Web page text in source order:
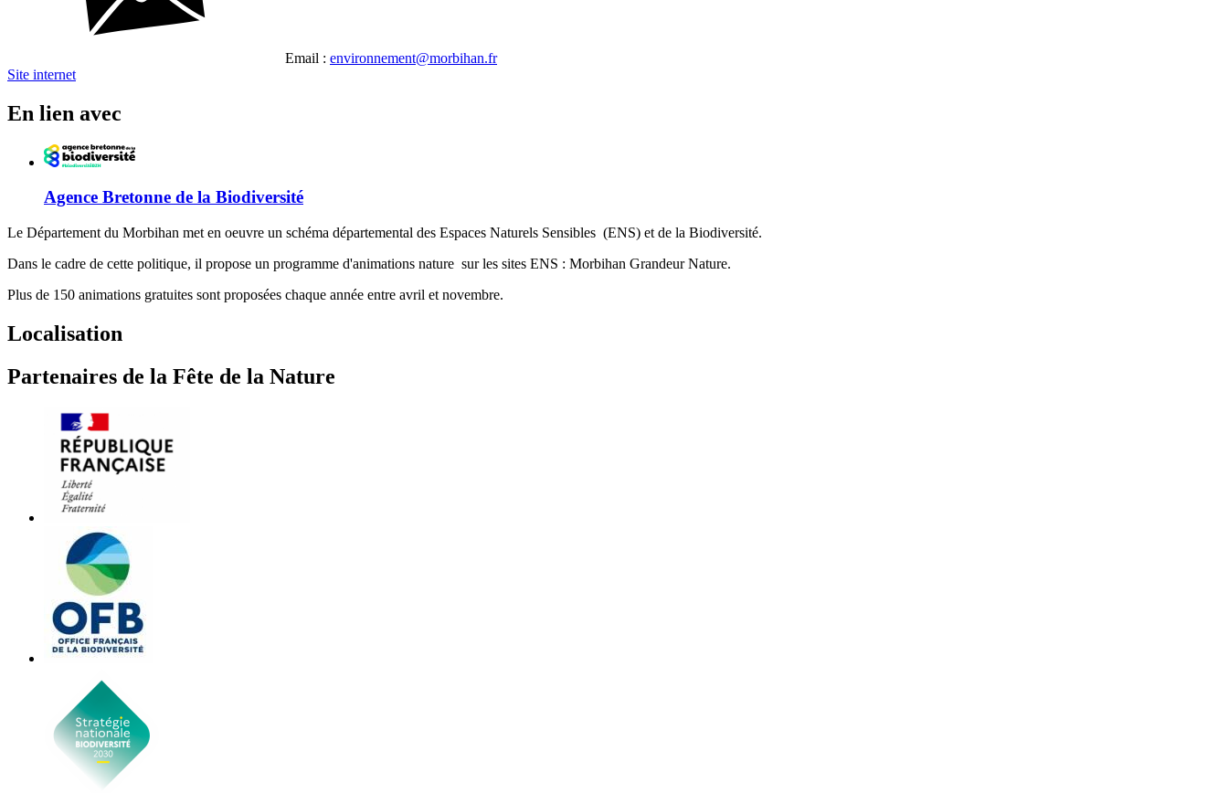
Email : environnement@morbihan.fr
Site internet
En lien avec
Agence Bretonne de la Biodiversité
Le Département du Morbihan met en oeuvre un schéma départemental des Espaces Naturels Sensibles (ENS) et de la Biodiversité.
Dans le cadre de cette politique, il propose un programme d'animations nature sur les sites ENS : Morbihan Grandeur Nature.
Plus de 150 animations gratuites sont proposées chaque année entre avril et novembre.
Localisation
Partenaires de la Fête de la Nature